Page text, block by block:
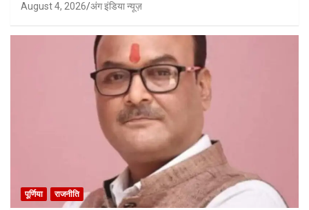
August 4, 2026 अंग इंडिया न्यूज़
पूर्णिया राजनीति